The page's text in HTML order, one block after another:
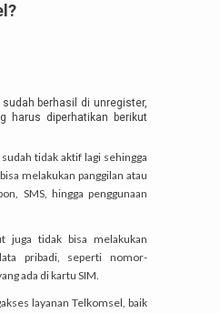
berhasil di unregister,
harus diperhatikan berikut
tidak aktif lagi sehingga
melakukan panggilan atau
SMS, hingga penggunaan
juga tidak bisa melakukan
pribadi, seperti nomor-
ada di kartu SIM.
layanan Telkomsel, baik